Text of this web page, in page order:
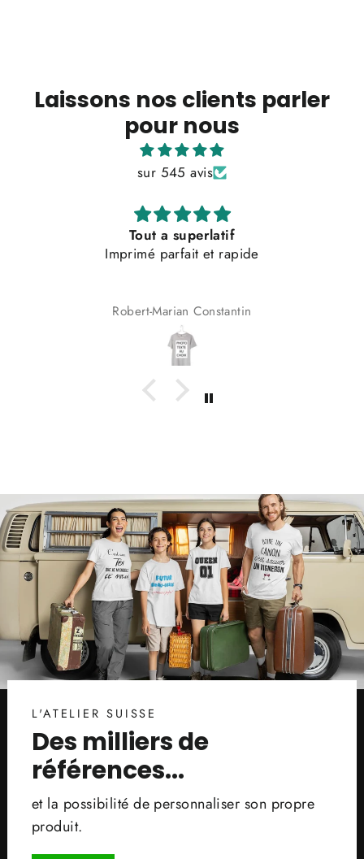
Laissons nos clients parler
pour nous
sur 545 avis
Top qualité et service clients très satisfait
Top qualité et service clients très satisfait 👌🏼
Eliot Eggimann
L'ATELIER SUISSE
Des milliers de
références...
et la possibilité de personnaliser son propre
produit.